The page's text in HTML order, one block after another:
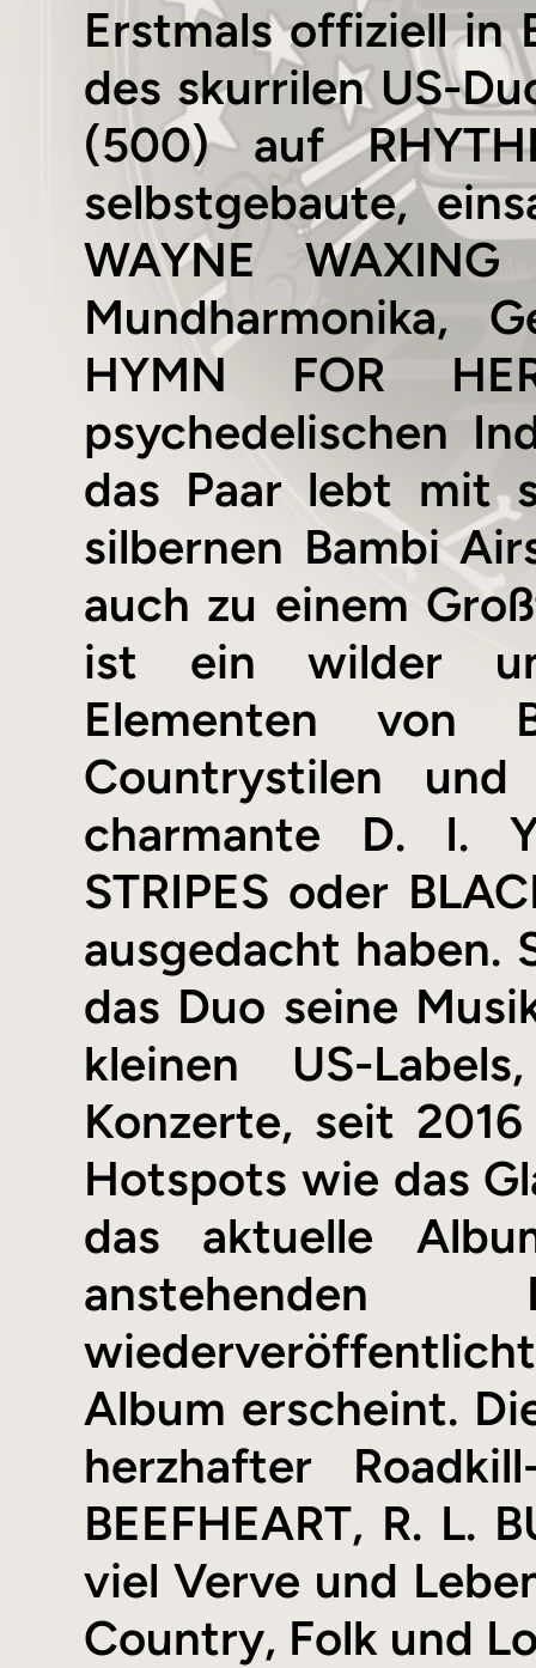
Erstmals offiziell in
des skurrilen US-
(500) auf
selbstgebaute,
WAYNE
Mundharmonika,
HYMN FOR
psychedelischen
das Paar lebt mit
silbernen Bambi
auch zu einem
ist ein wilder
Elementen von
Countrystilen
charmante D. I.
STRIPES oder
ausgedacht haben.
das Duo seine
kleinen US-
Konzerte, seit
Hotspots wie das
das aktuelle
Album erscheint.
herzhafter
BEEFHEART, R. L.
viel Verve und
Country, Folk und